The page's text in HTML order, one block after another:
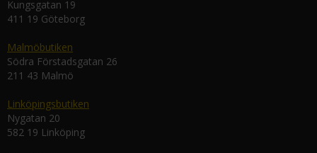
Kungsgatan 19
411 19 Göteborg
Malmöbutiken
Södra Förstadsgatan 26
211 43 Malmö
Linköpingsbutiken
Nygatan 20
582 19 Linköping